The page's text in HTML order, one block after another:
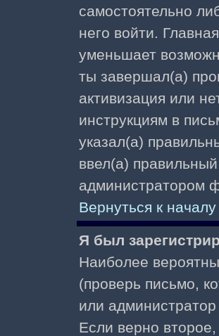
самостоятельно
него войти.
уменьшает
ты завершал(а)
активизация или
инструкциям в
указал(а)
ввел(а)
администратором
Вернуться к началу
Я был
Наиболее
(проверь письмо,
или
Если верно